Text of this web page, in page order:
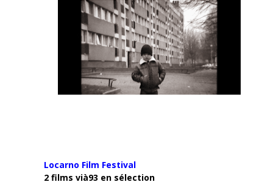
Locarno Film Festival
2 films vià93 en sélection